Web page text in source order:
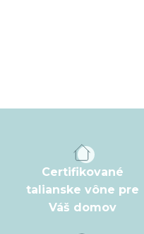
á
Certifikované
talianske vône pre
Váš domov